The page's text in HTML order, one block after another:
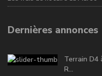
Dernières annonces
Terrain D4
R...